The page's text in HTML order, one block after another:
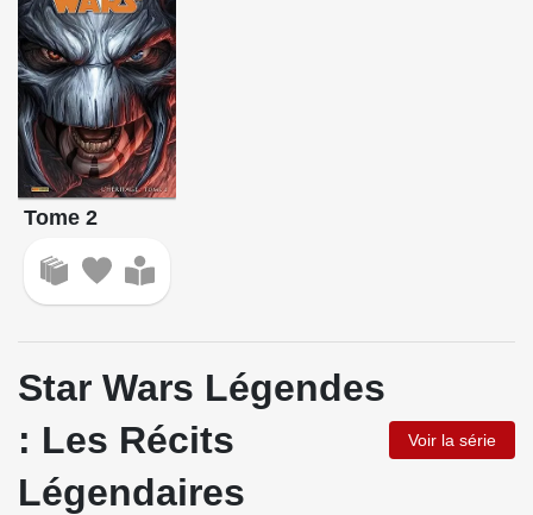
Tome 2
Star Wars Légendes
: Les Récits
Légendaires
Voir la série